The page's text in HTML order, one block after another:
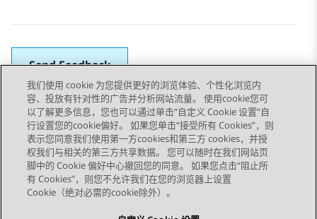
Send Feedback
Topic navigation 下一主题
STAY CONNECTED
我们使用 cookie 为您提供更好的浏览体验、个性化浏览内
容、投放有针对性的广告并分析网站流量。 使用cookie您可
以了解更多信息，您也可以通过单击“自定义 Cookie 设置”自
行设置您的cookie偏好。 如果您单击“接受所有 Cookies”，则
表示您同意我们使用第一方cookies和第三方 cookies，并授
权我们与相关的第三方共享数据。 您可以随时在我们网站页
脚中的 Cookie 偏好中心撤回您的同意。 如果您点击“阻止所
有 Cookies”，则您不允许我们在您的浏览器上设置
Cookie（绝对必需的cookie除外）。